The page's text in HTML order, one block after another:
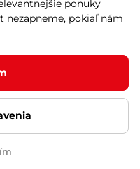
prilba so slnečnou clonou
11.8. u Vás
prilba W-TEC
ponuky
nezapneme, pokiaľ nám